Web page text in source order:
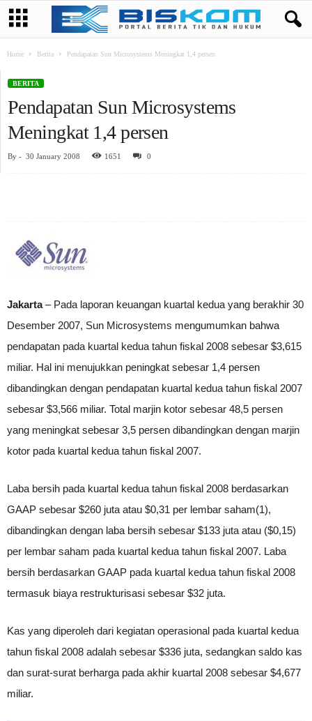
Home Berita Pendapatan Sun Microsystems Meningkat 1,4 persen
BERITA
Pendapatan Sun Microsystems
Meningkat 1,4 persen
By - 30 January 2008 1651 0
Jakarta– Pada laporan keuangan kuartal kedua yang berakhir 30
Desember 2007, Sun Microsystems mengumumkan bahwa
pendapatan pada kuartal kedua tahun fiskal 2008 sebesar $3,615
miliar. Hal ini menujukkan peningkat sebesar 1,4 persen
dibandingkan dengan pendapatan kuartal kedua tahun fiskal 2007
sebesar $3,566 miliar. Total marjin kotor sebesar 48,5 persen
yang meningkat sebesar 3,5 persen dibandingkan dengan marjin
kotor pada kuartal kedua tahun fiskal 2007.
Laba bersih pada kuartal kedua tahun fiskal 2008 berdasarkan
GAAP sebesar $260 juta atau $0,31 per lembar saham(1),
dibandingkan dengan laba bersih sebesar $133 juta atau ($0,15)
per lembar saham pada kuartal kedua tahun fiskal 2007. Laba
bersih berdasarkan GAAP pada kuartal kedua tahun fiskal 2008
termasuk biaya restrukturisasi sebesar $32 juta.
Kas yang diperoleh dari kegiatan operasional pada kuartal kedua
tahun fiskal 2008 adalah sebesar $336 juta, sedangkan saldo kas
dan surat-surat berharga pada akhir kuartal 2008 sebesar $4,677
miliar.